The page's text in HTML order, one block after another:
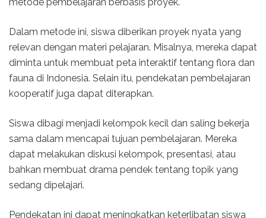
Dalam metode ini, siswa diberikan proyek nyata yang
relevan dengan materi pelajaran. Misalnya, mereka dapat
diminta untuk membuat peta interaktif tentang flora dan
fauna di Indonesia. Selain itu, pendekatan pembelajaran
kooperatif juga dapat diterapkan.
Siswa dibagi menjadi kelompok kecil dan saling bekerja
sama dalam mencapai tujuan pembelajaran. Mereka
dapat melakukan diskusi kelompok, presentasi, atau
bahkan membuat drama pendek tentang topik yang
sedang dipelajari.
Pendekatan ini dapat meningkatkan keterlibatan siswa